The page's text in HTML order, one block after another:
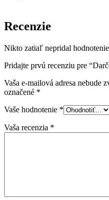
Recenzie
Nikto zatiaľ nepridal
Pridajte prvú recenziu pre
Vaša e-mailová adresa nebude
označené *
Vaše hodnotenie *
Vaša recenzia *